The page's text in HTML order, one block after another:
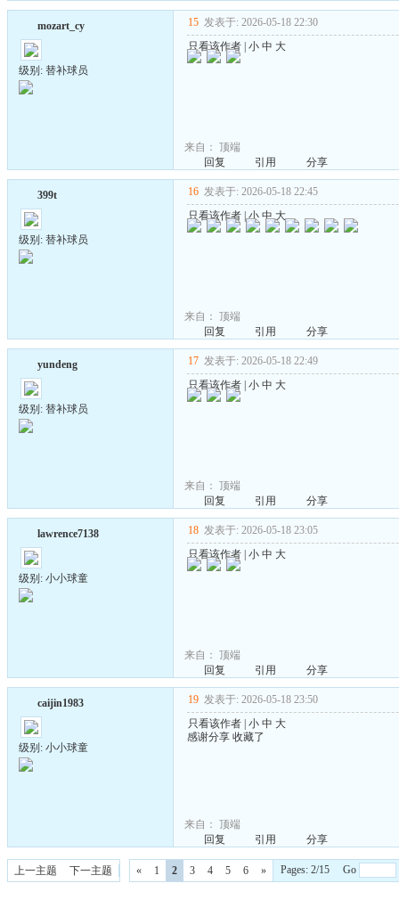
mozart_cy
级别: 替补球员
15 发表于: 2026-05-18 22:30
只看该作者 小 中 大
来自： 顶端
回复
引用 分享
399t
级别: 替补球员
16 发表于: 2026-05-18 22:45
只看该作者 |小 中 大
来自： 顶端
回复
引用 分享
yundeng
级别: 替补球员
17 发表于: 2026-05-18 22:49
只看该作者 小 中 大
来自： 顶端
回复
引用 分享
lawrence7138
级别: 小小球童
18 发表于: 2026-05-18 23:05
只看该作者 小 中 大
来自： 顶端
回复
引用 分享
caijin1983
级别: 小小球童
19 发表于: 2026-05-18 23:50
只看该作者 小 中 大
感谢分享 收藏了
来自： 顶端
回复
引用 分享
上一主题 下一主题 « 1 2 3 4 5 6 » Pages: 2/15 Go